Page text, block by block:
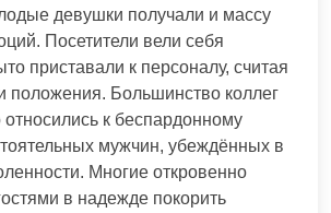
девушки получали и массу
Посетители вели себя
приставали к персоналу, считая
положения. Большинство коллег
к беспардонному
мужчин, убеждённых в
Многие откровенно
в надежде покорить